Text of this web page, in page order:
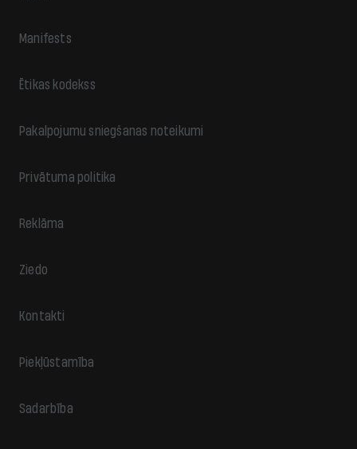
Manifests
Ētikas kodekss
Pakalpojumu sniegšanas noteikumi
Privātuma politika
Reklāma
Ziedo
Kontakti
Piekļūstamība
Sadarbība